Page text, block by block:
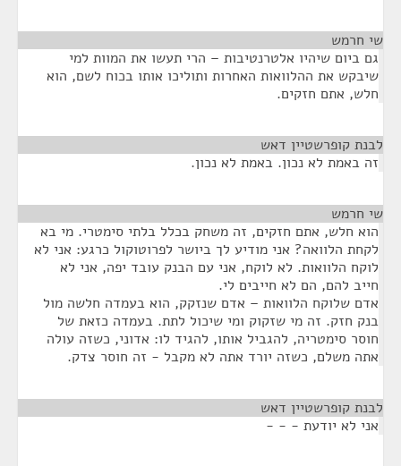
שי חרמש
גם ביום שיהיו אלטרנטיבות – הרי תעשו את המוות למי
שיבקש את ההלוואות האחרות ותוליכו אותו בכוח לשם, הוא
חלש, אתם חזקים.
לבנת קופרשטיין דאש
זה באמת לא נכון. באמת לא נכון.
שי חרמש
הוא חלש, אתם חזקים, זה משחק בכלל בלתי סימטרי. מי בא
לקחת הלוואה? אני מודיע לך ביושר לפרוטוקול כרגע: אני לא
לוקח הלוואות. לא לוקח, אני עם הבנק עובד יפה, אני לא
חייב להם, הם לא חייבים לי.
אדם שלוקח הלוואות – אדם שנזקק, הוא בעמדה חלשה מול
בנק חזק. זה מי שזקוק ומי שיכול לתת. בעמדה כזאת של
חוסר סימטריה, להגביל אותו, להגיד לו: אדוני, כשזה עולה
אתה משלם, כשזה יורד אתה לא מקבל - זה חוסר צדק.
לבנת קופרשטיין דאש
אני לא יודעת - - -